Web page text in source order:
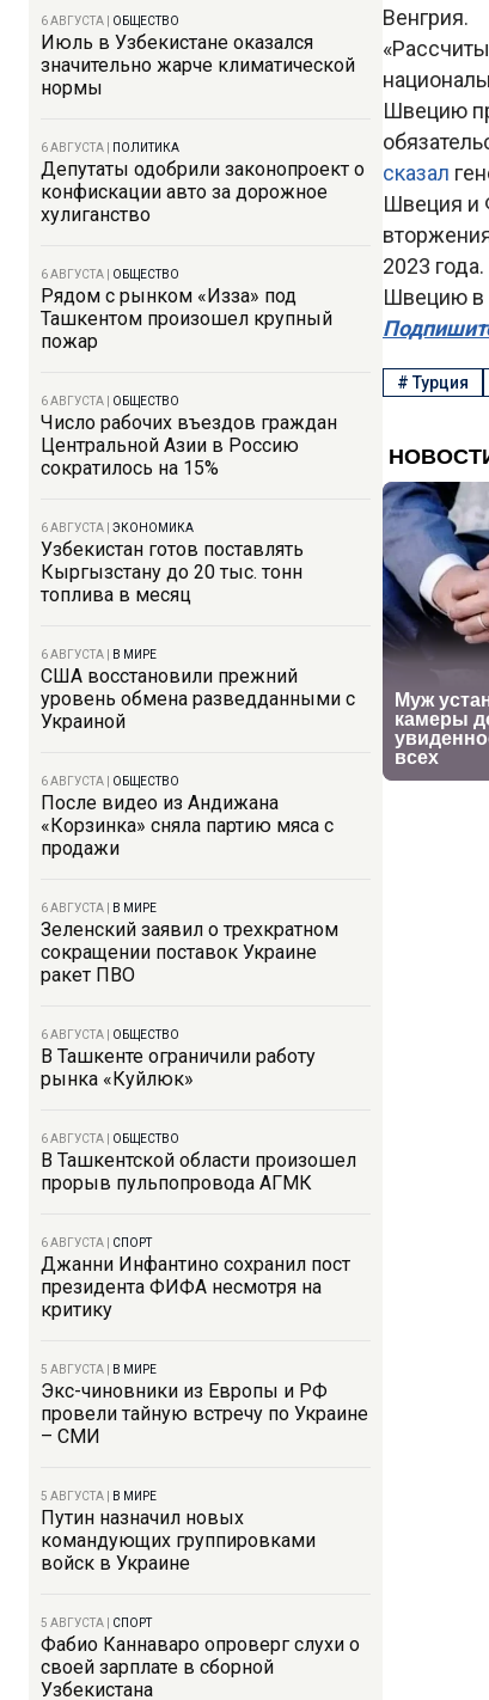
6 АВГУСТА ОБЩЕСТВО
Июль в Узбекистане оказался
значительно жарче климатической
нормы
6 АВГУСТА ПОЛИТИКА
Депутаты одобрили законопроект о
конфискации авто за дорожное
хулиганство
6 АВГУСТА ОБЩЕСТВО
Рядом с рынком «Изза» под
Ташкентом произошел крупный
пожар
6 АВГУСТА ОБЩЕСТВО
Число рабочих въездов граждан
Центральной Азии в Россию
сократилось на 15%
6 АВГУСТА ЭКОНОМИКА
Узбекистан готов поставлять
Кыргызстану до 20 тыс. тонн
топлива в месяц
6 АВГУСТА В МИРЕ
США восстановили прежний
уровень обмена разведданными с
Украиной
6 АВГУСТА ОБЩЕСТВО
После видео из Андижана
«Корзинка» сняла партию мяса с
продажи
6 АВГУСТА В МИРЕ
Зеленский заявил о трехкратном
сокращении поставок Украине
ракет ПВО
6 АВГУСТА ОБЩЕСТВО
В Ташкенте ограничили работу
рынка «Куйлюк»
6 АВГУСТА ОБЩЕСТВО
В Ташкентской области произошел
прорыв пульпопровода АГМК
6 АВГУСТА СПОРТ
Джанни Инфантино сохранил пост
президента ФИФА несмотря на
критику
5 АВГУСТА В МИРЕ
Экс-чиновники из Европы и РФ
провели тайную встречу по Украине
– СМИ
5 АВГУСТА В МИРЕ
Путин назначил новых
командующих группировками
войск в Украине
5 АВГУСТА СПОРТ
Фабио Каннаваро опроверг слухи о
своей зарплате в сборной
Узбекистана
Венгрия.
Швецию
сказал
Швеция и
2023
Швецию в
#Турция